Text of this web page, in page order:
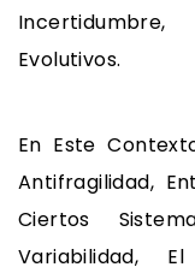
Evolutivos.
En Este
Antifragilidad,
Ciertos
Variabilidad,